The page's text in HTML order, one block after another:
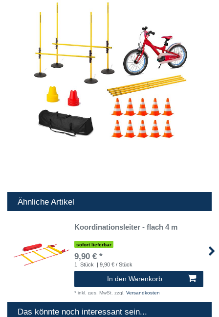
Ähnliche Artikel
Koordinationsleiter - flach 4 m
sofort lieferbar
9,90 € *
1 Stück | 9,90 € / Stück
In den Warenkorb
* inkl. ges. MwSt. zzgl. Versandkosten
Das könnte noch interessant sein...